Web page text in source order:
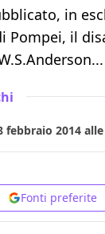
in
Pompei, il
febbraio 2014
Fonti preferite